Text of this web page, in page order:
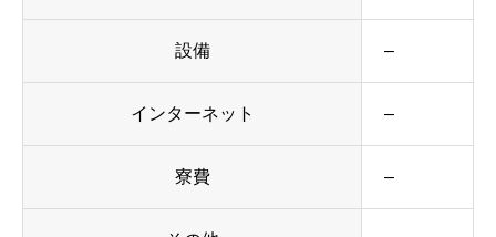
設備 –
インターネット –
寮費 –